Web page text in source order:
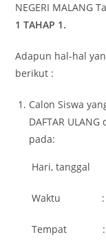
NEGERI MALANG
1 TAHAP 1.
Adapun hal-hal
berikut :
Calon Siswa
DAFTAR
pada:
Hari, tanggal :
Waktu :
Tempat :